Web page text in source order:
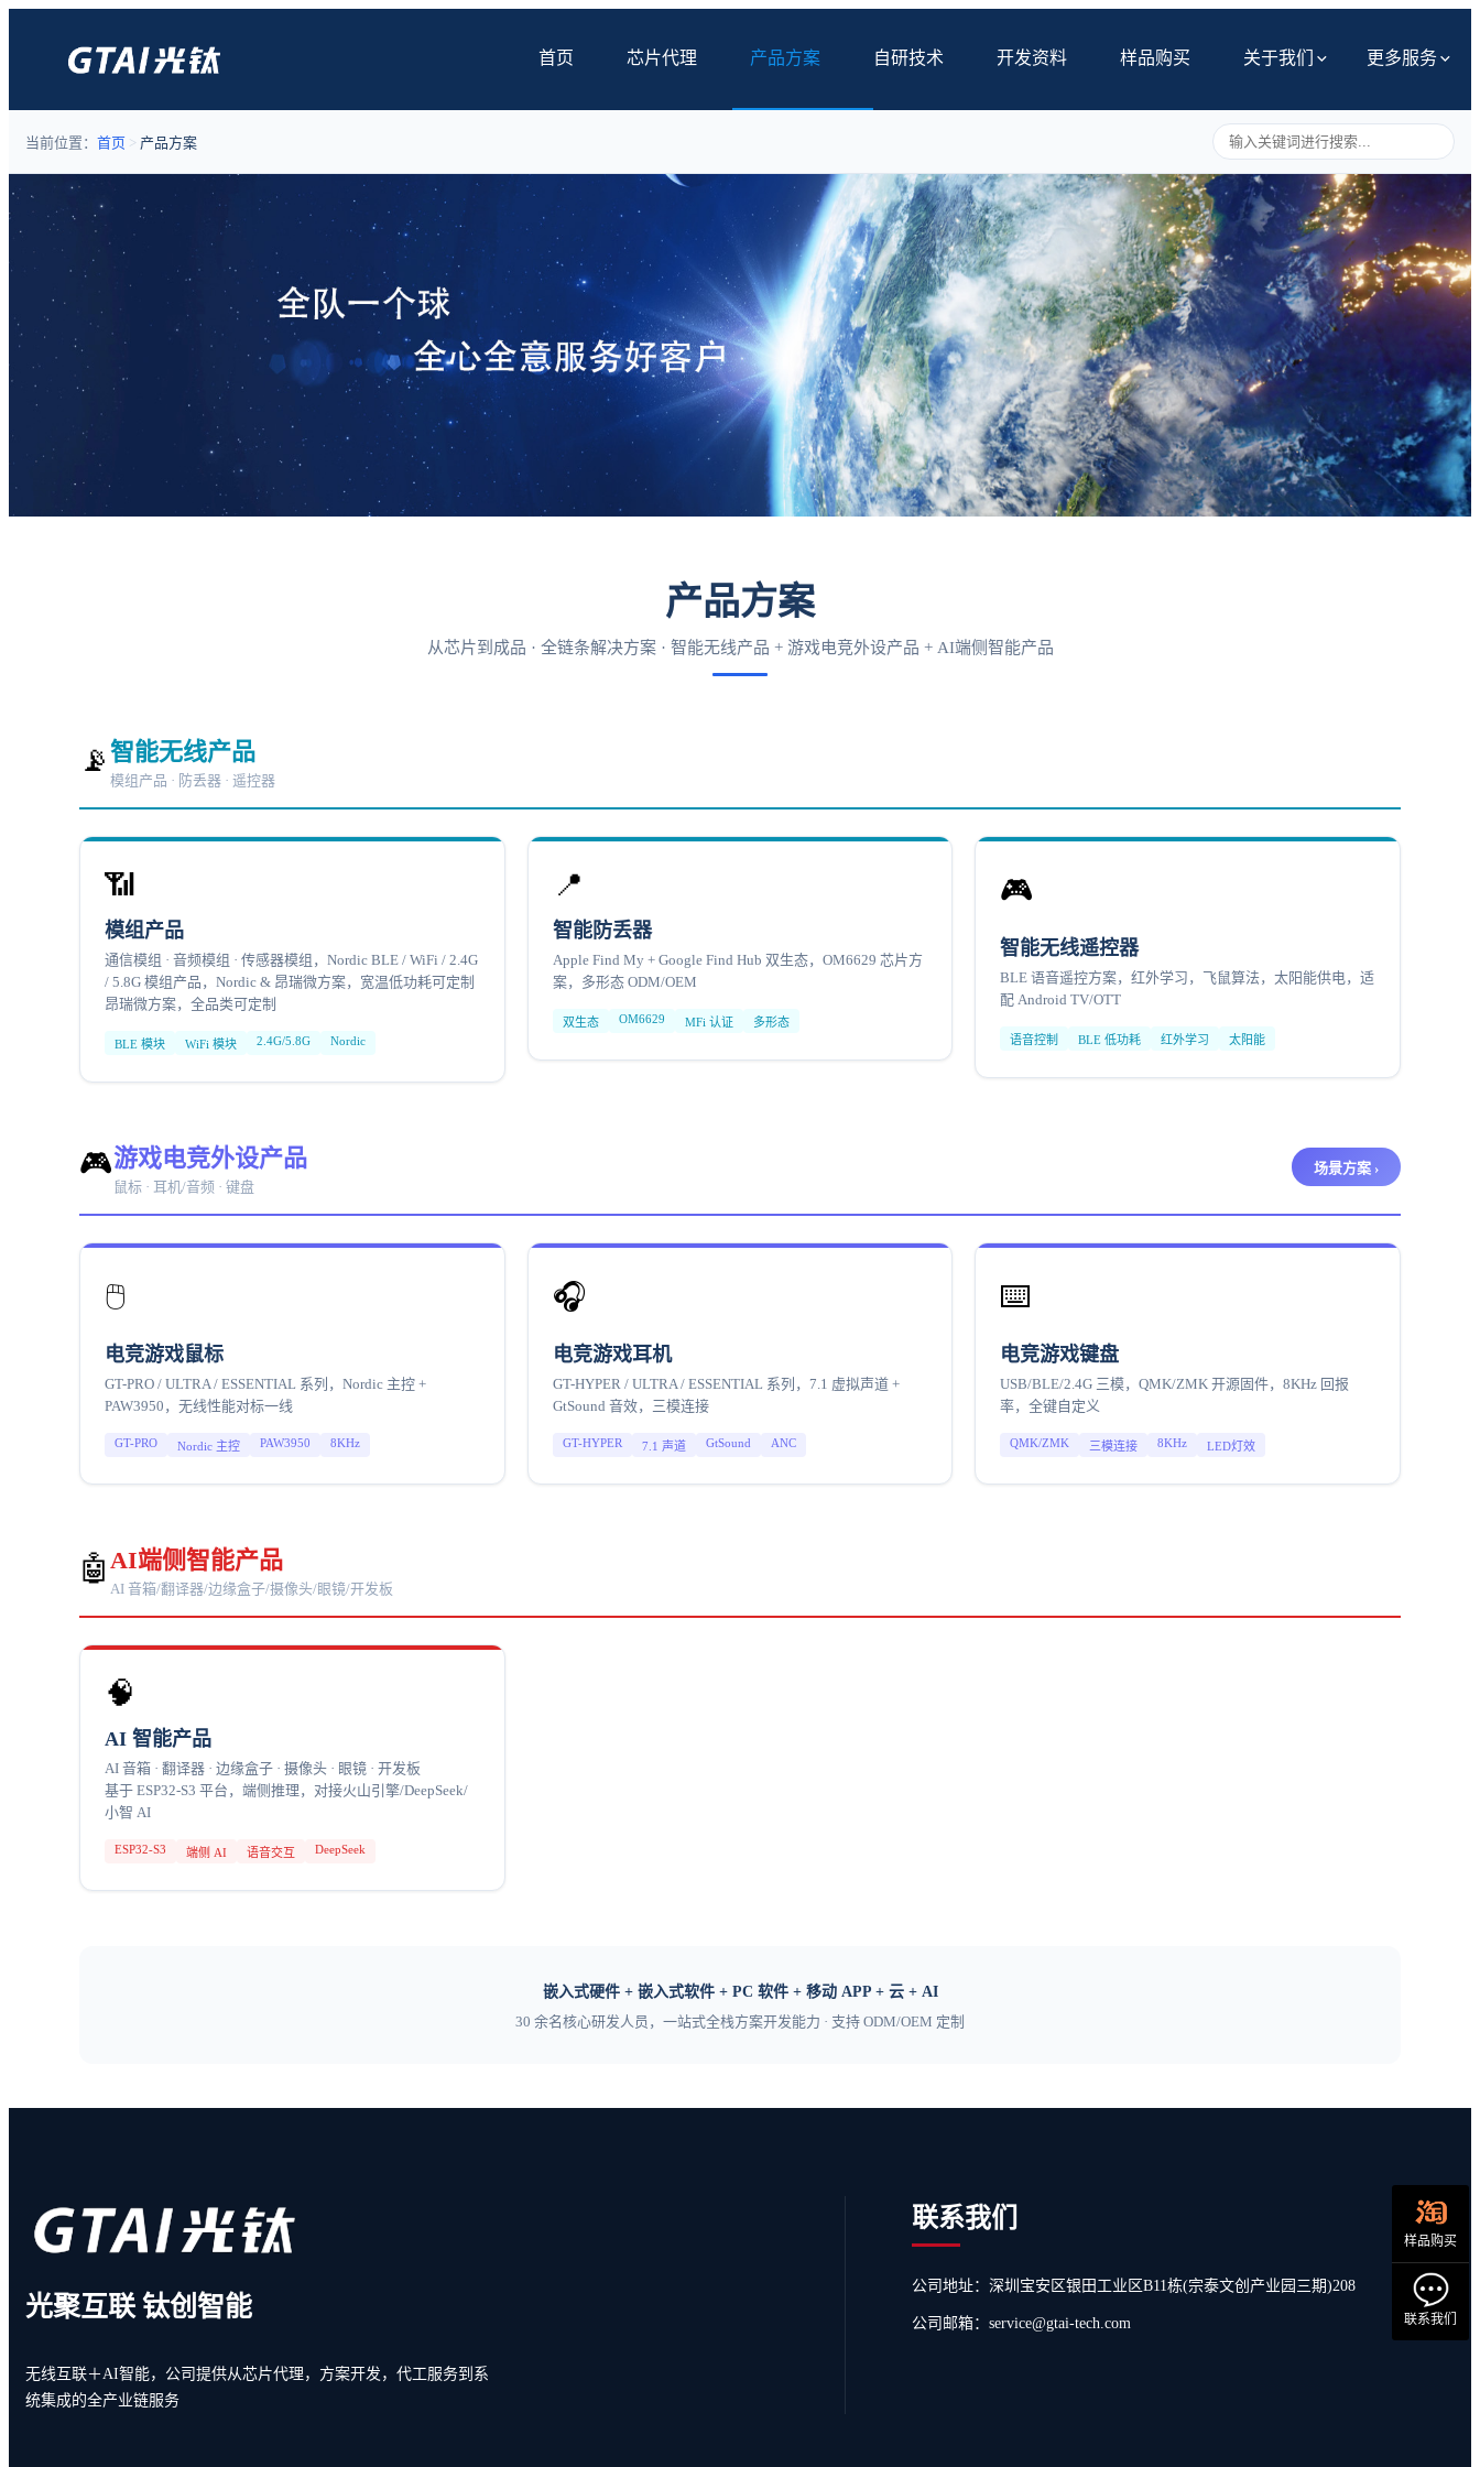
首页 芯片代理 产品方案 自研技术 开发资料 样品购买 关于我们 更多服务
当前位置： 首页 > 产品方案
产品方案
从芯片到成品 · 全链条解决方案 · 智能无线产品 + 游戏电竞外设产品 + AI端侧智能产品
📡 智能无线产品
模组产品 · 防丢器 · 遥控器
📶
模组产品
通信模组 · 音频模组 · 传感器模组，Nordic BLE / WiFi / 2.4G
/ 5.8G 模组产品，Nordic & 昂瑞微方案，宽温低功耗可定制
昂瑞微方案，全品类可定制
BLE 模块 WiFi 模块 2.4G/5.8G Nordic
📍
智能防丢器
Apple Find My + Google Find Hub 双生态，OM6629 芯片方
案，多形态 ODM/OEM
双生态 OM6629 MFi 认证 多形态
🎮
智能无线遥控器
BLE 语音遥控方案，红外学习，飞鼠算法，太阳能供电，适
配 Android TV/OTT
语音控制 BLE 低功耗 红外学习 太阳能
🎮游戏电竞外设产品
鼠标 · 耳机/音频 · 键盘
场景方案 ›
🖱️
电竞游戏鼠标
GT-PRO / ULTRA / ESSENTIAL 系列，Nordic 主控 +
PAW3950，无线性能对标一线
GT-PRO Nordic 主控 PAW3950 8KHz
🎧
电竞游戏耳机
GT-HYPER / ULTRA / ESSENTIAL 系列，7.1 虚拟声道 +
GtSound 音效，三模连接
GT-HYPER 7.1 声道 GtSound ANC
⌨️
电竞游戏键盘
USB/BLE/2.4G 三模，QMK/ZMK 开源固件，8KHz 回报
率，全键自定义
QMK/ZMK 三模连接 8KHz LED灯效
🤖 AI端侧智能产品
AI 音箱/翻译器/边缘盒子/摄像头/眼镜/开发板
🧠
AI 智能产品
AI 音箱 · 翻译器 · 边缘盒子 · 摄像头 · 眼镜 · 开发板
基于 ESP32-S3 平台，端侧推理，对接火山引擎/DeepSeek/
小智 AI
ESP32-S3 端侧 AI 语音交互 DeepSeek
嵌入式硬件 + 嵌入式软件 + PC 软件 + 移动 APP + 云 + AI
30 余名核心研发人员，一站式全栈方案开发能力 · 支持 ODM/OEM 定制
光聚互联 钛创智能
无线互联＋AI智能，公司提供从芯片代理，方案开发，代工服务到系
统集成的全产业链服务
联系我们
公司地址：深圳宝安区银田工业区B11栋(宗泰文创产业园三期)208
公司邮箱：service@gtai-tech.com
样品购买
联系我们